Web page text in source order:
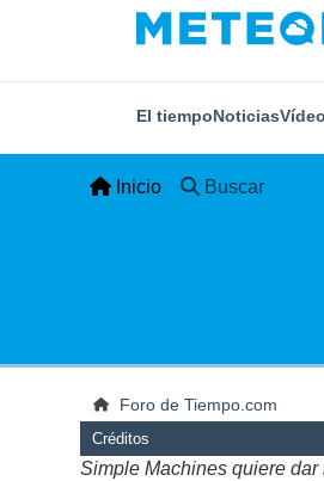
El tiempoNoticias
Inicio Buscar
Foro de Tiempo.com
Créditos
Simple Machines quiere